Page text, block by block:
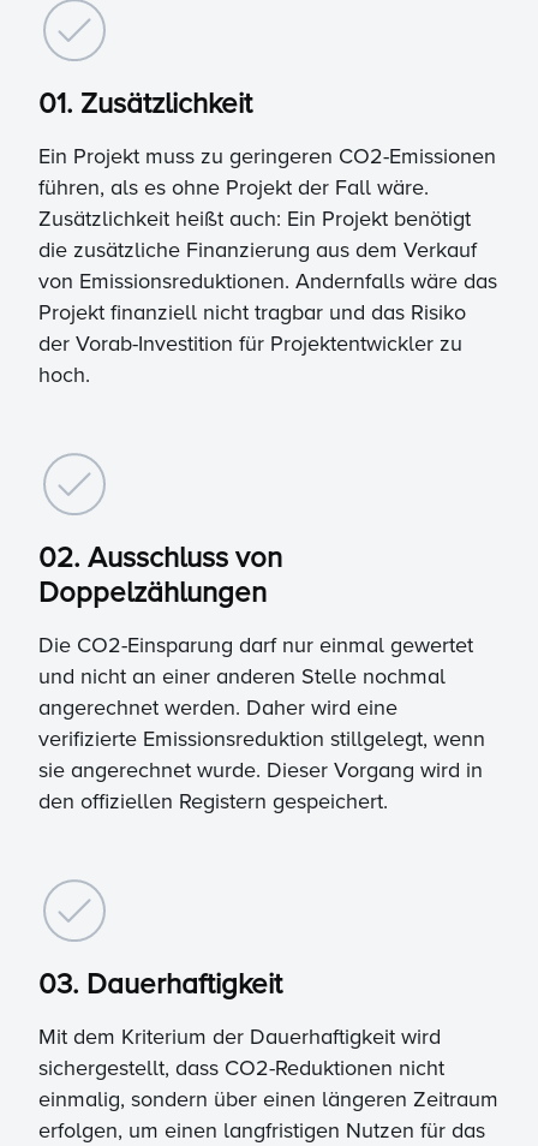
01. Zusätzlichkeit
Ein Projekt muss zu geringeren CO2-Emissionen
führen, als es ohne Projekt der Fall wäre.
Zusätzlichkeit heißt auch: Ein Projekt benötigt
die zusätzliche Finanzierung aus dem Verkauf
von Emissionsreduktionen. Andernfalls wäre das
Projekt finanziell nicht tragbar und das Risiko
der Vorab-Investition für Projektentwickler zu
hoch.
02. Ausschluss von
Doppelzählungen
Die CO2-Einsparung darf nur einmal gewertet
und nicht an einer anderen Stelle nochmal
angerechnet werden. Daher wird eine
verifizierte Emissionsreduktion stillgelegt, wenn
sie angerechnet wurde. Dieser Vorgang wird in
den offiziellen Registern gespeichert.
03. Dauerhaftigkeit
Mit dem Kriterium der Dauerhaftigkeit wird
sichergestellt, dass CO2-Reduktionen nicht
einmalig, sondern über einen längeren Zeitraum
erfolgen, um einen langfristigen Nutzen für das